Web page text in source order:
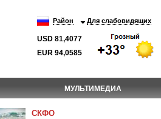
Район Для слабовидящих
USD 81,4077
EUR 94,0585
МУЛЬТИМЕДИА
СКФО